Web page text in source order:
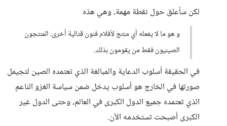
لكن سأعلق حول نقطة مهمة، وهي هذه
و هو ما لا يفعله أي منتج لأفلام فنون قتالية أخرى. المنتجون
الصينيون فقط من يقومون بذلك.
في الحقيقة أسلوب الدعاية والمبالغة الذي تعتمده الصين لتجيمل
صورتها في الخارج هو أسلوب يدخل ضمن سياسة الغزو الناعم
الذي تعتمده جميع الدول الكبرى في العالم، وحتى الدول غير
الكبرى أصبحت تستخدمه الآن.